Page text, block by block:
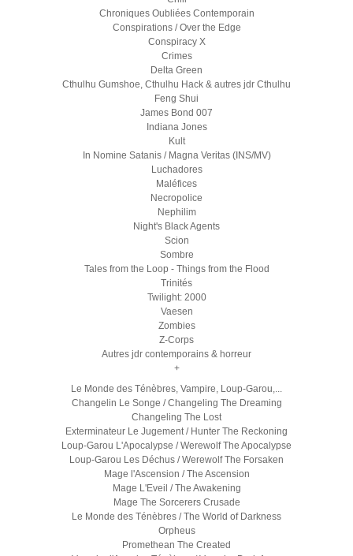
Chroniques Oubliées Contemporain
Conspirations / Over the Edge
Conspiracy X
Crimes
Delta Green
Cthulhu Gumshoe, Cthulhu Hack & autres jdr Cthulhu
Feng Shui
James Bond 007
Indiana Jones
Kult
In Nomine Satanis / Magna Veritas (INS/MV)
Luchadores
Maléfices
Necropolice
Nephilim
Night's Black Agents
Scion
Sombre
Tales from the Loop - Things from the Flood
Trinités
Twilight: 2000
Vaesen
Zombies
Z-Corps
Autres jdr contemporains & horreur
+
Le Monde des Ténèbres, Vampire, Loup-Garou,...
Changelin Le Songe / Changeling The Dreaming
Changeling The Lost
Exterminateur Le Jugement / Hunter The Reckoning
Loup-Garou L'Apocalypse / Werewolf The Apocalypse
Loup-Garou Les Déchus / Werewolf The Forsaken
Mage l'Ascension / The Ascension
Mage L'Eveil / The Awakening
Mage The Sorcerers Crusade
Le Monde des Ténèbres / The World of Darkness
Orpheus
Promethean The Created